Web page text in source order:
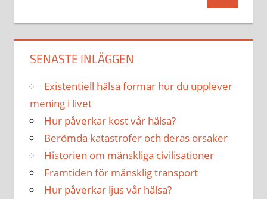
SENASTE INLÄGGEN
Existentiell hälsa formar hur du upplever
mening i livet
Hur påverkar kost vår hälsa?
Berömda katastrofer och deras orsaker
Historien om mänskliga civilisationer
Framtiden för mänsklig transport
Hur påverkar ljus vår hälsa?